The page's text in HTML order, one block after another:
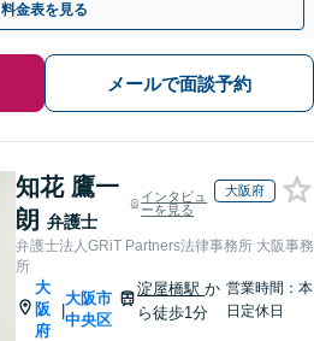
料金表を見る
メールで面談予約
知花 鷹一
朗 弁護士
インタビュ
ーを見る
大阪府
弁護士法人GRiT Partners法律事務所 大阪事務
所
大
阪
府
|
大阪市
中央区
淀屋橋駅か
ら徒歩1分
営業時間：本
日定休日